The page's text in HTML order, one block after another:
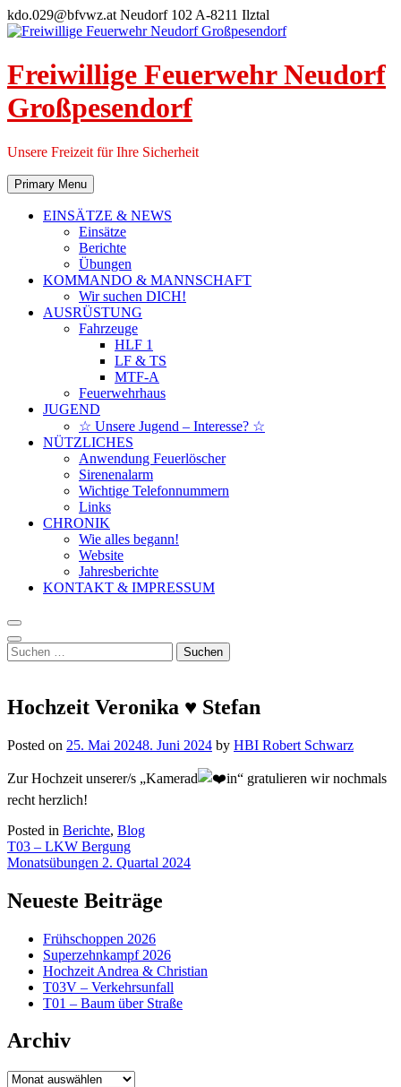
Skip
to
kdo.029@bfvwz.at Neudorf 102 A-8211 Ilztal
Freiwillige Feuerwehr Neudorf
Großpesendorf
Unsere Freizeit für Ihre Sicherheit
Primary Menu
EINSÄTZE & NEWS
Einsätze
Berichte
Übungen
KOMMANDO & MANNSCHAFT
Wir suchen DICH!
AUSRÜSTUNG
Fahrzeuge
HLF 1
LF & TS
MTF-A
Feuerwehrhaus
JUGEND
☆ Unsere Jugend – Interesse? ☆
NÜTZLICHES
Anwendung Feuerlöscher
Sirenenalarm
Wichtige Telefonnummern
Links
CHRONIK
Wie alles begann!
Website
Jahresberichte
KONTAKT & IMPRESSUM
Suchen
nach:
Hochzeit Veronika ♥ Stefan
Posted on 25. Mai 20248. Juni 2024 by HBI Robert Schwarz
Zur Hochzeit unserer/s „Kamerad
in“ gratulieren wir nochmals
recht herzlich!
Posted in Berichte, Blog
Beitragsnavigation
T03 – LKW Bergung
Monatsübungen 2. Quartal 2024
Neueste Beiträge
Frühschoppen 2026
Superzehnkampf 2026
Hochzeit Andrea & Christian
T03V – Verkehrsunfall
T01 – Baum über Straße
Archiv
Archiv